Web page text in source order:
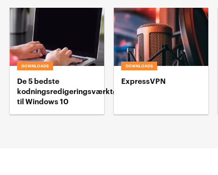
DOWNLOADS
De 5 bedste
kodningsredigeringsværktøj
til Windows 10
DOWNLOADS
ExpressVPN